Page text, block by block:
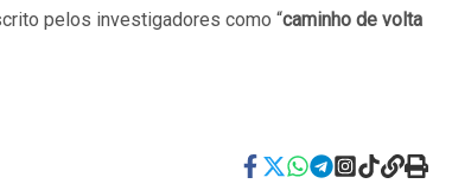
pelos investigadores como “caminho de volta